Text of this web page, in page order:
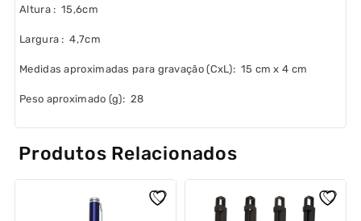
Altura: 15,6cm
Largura : 4,7cm
Medidas aproximadas para gravação(CxL): 15 cm x 4 cm
Peso aproximado (g): 28
Produtos Relacionados